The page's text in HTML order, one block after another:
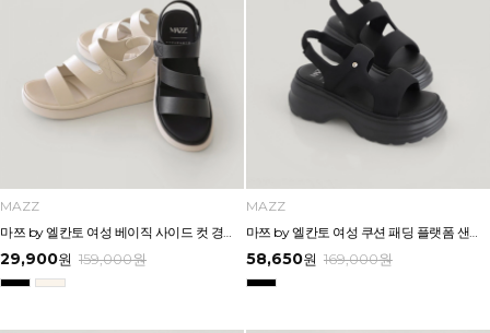
MAZZ
29,900원 159,000원
MAZZ
58,650원 169,000원